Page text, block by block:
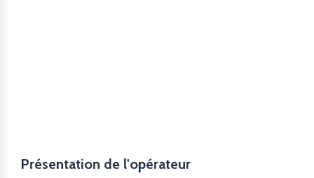
Présentation de l'opérateur